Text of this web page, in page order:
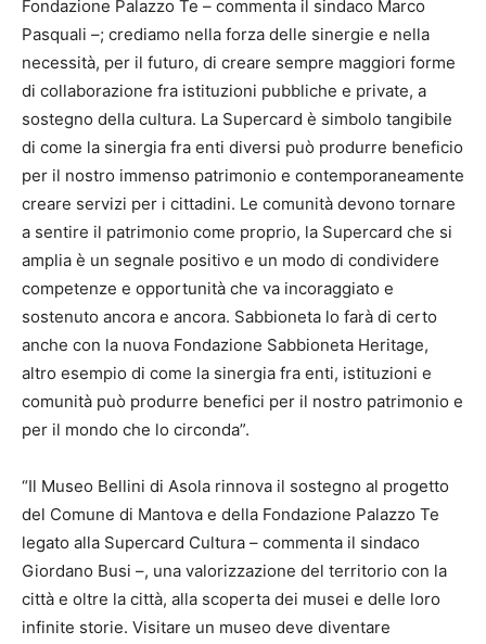
Fondazione Palazzo Te – commenta il sindaco Marco
Pasquali –; crediamo nella forza delle sinergie e nella
necessità, per il futuro, di creare sempre maggiori forme
di collaborazione fra istituzioni pubbliche e private, a
sostegno della cultura. La Supercard è simbolo tangibile
di come la sinergia fra enti diversi può produrre beneficio
per il nostro immenso patrimonio e contemporaneamente
creare servizi per i cittadini. Le comunità devono tornare
a sentire il patrimonio come proprio, la Supercard che si
amplia è un segnale positivo e un modo di condividere
competenze e opportunità che va incoraggiato e
sostenuto ancora e ancora. Sabbioneta lo farà di certo
anche con la nuova Fondazione Sabbioneta Heritage,
altro esempio di come la sinergia fra enti, istituzioni e
comunità può produrre benefici per il nostro patrimonio e
per il mondo che lo circonda”.
“Il Museo Bellini di Asola rinnova il sostegno al progetto
del Comune di Mantova e della Fondazione Palazzo Te
legato alla Supercard Cultura – commenta il sindaco
Giordano Busi –, una valorizzazione del territorio con la
città e oltre la città, alla scoperta dei musei e delle loro
infinite storie. Visitare un museo deve diventare